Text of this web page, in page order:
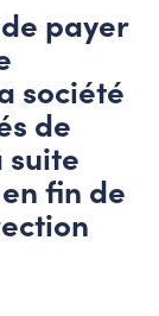
payer
société
de
suite
fin de